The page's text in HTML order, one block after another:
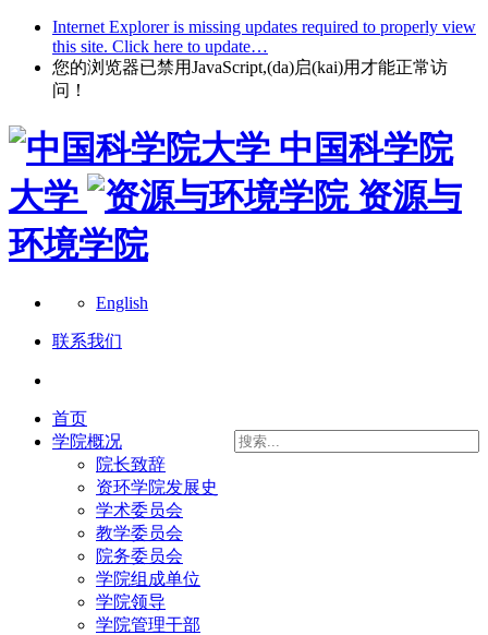
Internet Explorer is missing updates required to properly view
this site. Click here to update…
您的浏览器已禁用JavaScript,(da)启(kai)用才能正常访
问！
中国科学院
大学
资源与
环境学院
English
联系我们
首页
学院概况
院长致辞
资环学院发展史
学术委员会
教学委员会
院务委员会
学院组成单位
学院领导
学院管理干部